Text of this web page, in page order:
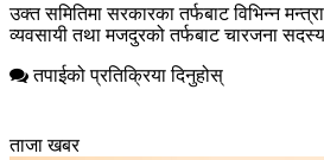
उक्त समितिमा सरकारका तर्फबाट विभिन्न
व्यवसायी तथा मजदुरको तर्फबाट चारजना
तपाईको प्रतिक्रिया दिनुहोस्
ताजा खबर